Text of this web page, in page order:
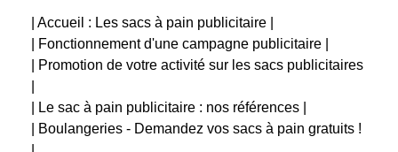
| Accueil : Les sacs à pain publicitaire |
| Fonctionnement d'une campagne publicitaire |
| Promotion de votre activité sur les sacs publicitaires
| Le sac à pain publicitaire : nos références |
| Boulangeries - Demandez vos sacs à pain gratuits !